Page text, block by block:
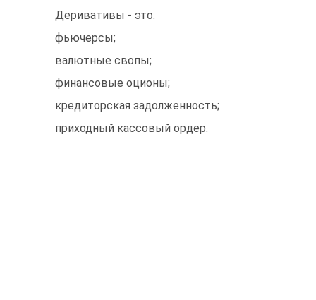
Деривативы - это:
фьючерсы;
валютные свопы;
финансовые оционы;
кредиторская задолженность;
приходный кассовый ордер.